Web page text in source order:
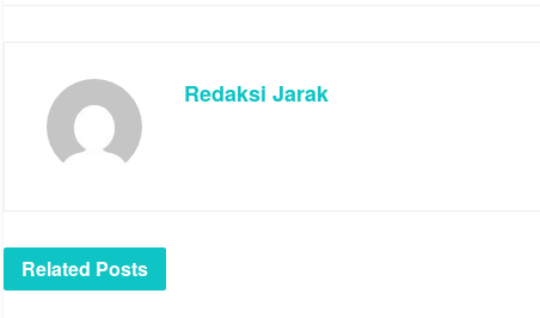
Redaksi Jarak
Related Posts